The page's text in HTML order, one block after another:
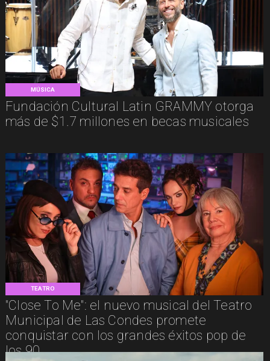
MÚSICA
Fundación Cultural Latin GRAMMY otorga
más de $1.7 millones en becas musicales
TEATRO
"Close To Me": el nuevo musical del Teatro
Municipal de Las Condes promete
conquistar con los grandes éxitos pop de
los 90